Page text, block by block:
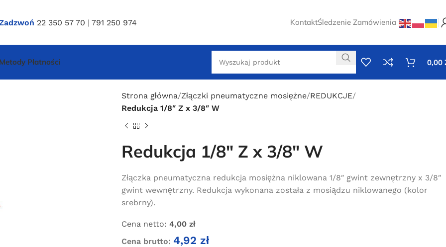
22 350 57 70 |791 250 974 KontaktŚledzenie Zamówienia
Metody Płatności 0,00
Strona główna Złączki pneumatyczne mosiężne REDUKCJE
Redukcja 1/8″ Z x 3/8″ W
Redukcja 1/8″ Z x 3/8″ W
Złączka pneumatyczna redukcja mosiężna niklowana 1/8″ gwint zewnętrzny x 3/8″
gwint wewnętrzny. Redukcja wykonana została z mosiądzu niklowanego (kolor
srebrny).
Cena netto: 4,00 zł
Cena brutto: 4,92 zł